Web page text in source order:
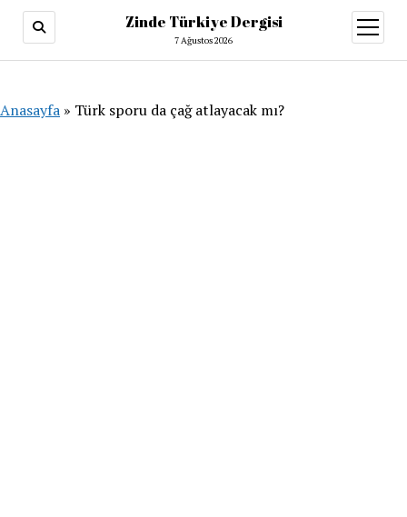
Zinde Türkiye Dergisi
7 Ağustos 2026
aç
Anasayfa » Türk sporu da çağ atlayacak mı?